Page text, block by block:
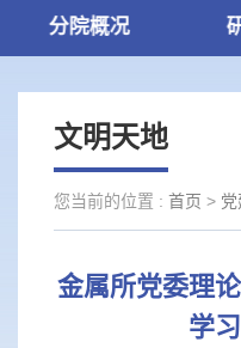
分院概况
文明天地
您当前的位置 : 首页 >
金属所党委理
学